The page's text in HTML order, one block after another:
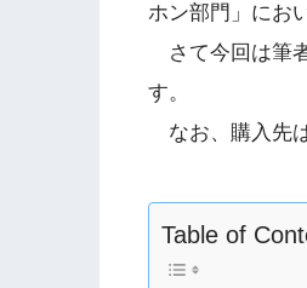
ホン部門」にお
さて今回は筆
す。
なお、購入先
Table of